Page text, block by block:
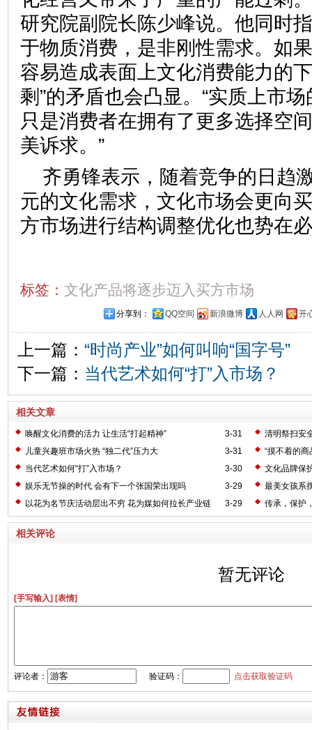
研究院副院长陈少峰说。他同时
于物质消费，是非刚性需求。如
容易造成表面上文化消费能力的下
剩”的矛盾也会凸显。“实质上市
只是消费者在拥有了更多选择空
美诉求。”
齐勇锋表示，随着竞争的日趋
元的文化需求，文化市场会更向
方市场进行结构调整优化也势在
标签： 文化产品将逐步迈入买方市场
分享到： QQ空间 新浪微博 人人网 开
上一篇： “时尚产业”如何叫响“国字号”
下一篇： 当代艺术如何“打”入市场？
相关文章
3-31
唤醒文化消费的活力 让生活“打起精神”
清明祭扫安
3-31
儿童兴趣班市场火热 “独二代”压力大
“摸不着的商
3-30
当代艺术如何“打”入市场？
文化品牌保
3-29
娱乐无节操的时代 会有下一个张国荣出现吗
最美女孩系
3-29
以花为名节庆活动层出不穷 花为媒如何拉长产业链 传承，保护
相关评论
暂无评论
[手写输入] [表情]
评论者： 验证码： 点击获取验证码